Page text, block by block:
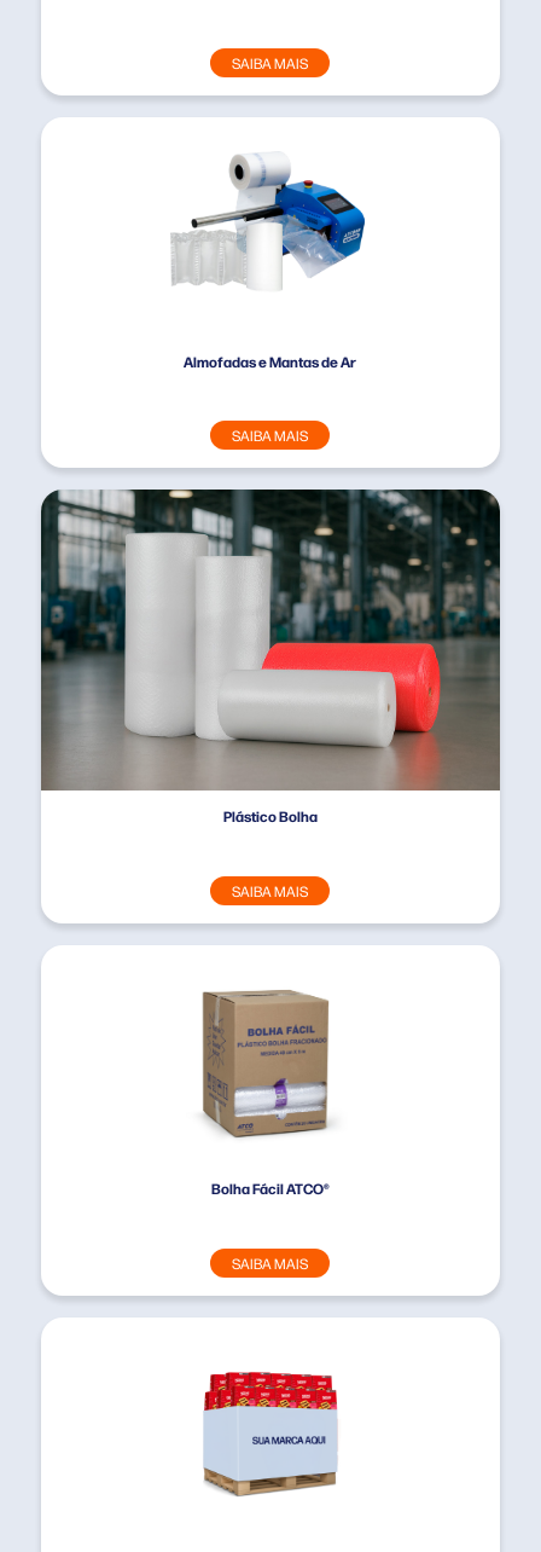
SAIBA MAIS
Almofadas e Mantas de Ar
SAIBA MAIS
Plástico Bolha
SAIBA MAIS
Bolha Fácil ATCO®
SAIBA MAIS